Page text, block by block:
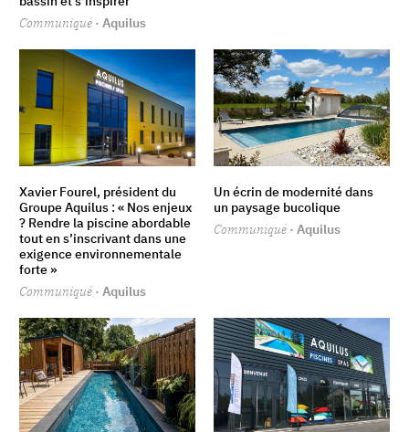
Communiqué · Aquilus
Xavier Fourel, président du
Groupe Aquilus : « Nos enjeux
? Rendre la piscine abordable
tout en s’inscrivant dans une
exigence environnementale
forte »
Communiqué · Aquilus
Un écrin de modernité dans
un paysage bucolique
Communiqué · Aquilus